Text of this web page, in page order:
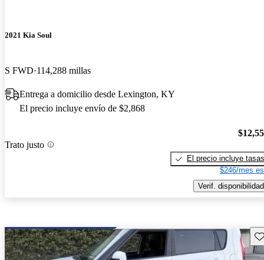
2021 Kia Soul
S FWD 114,288 millas
Entrega a domicilio desde Lexington, KY
El precio incluye envío de $2,868
Trato justo
El precio incluye tasas
$246/mes
Verif. disponibilidad